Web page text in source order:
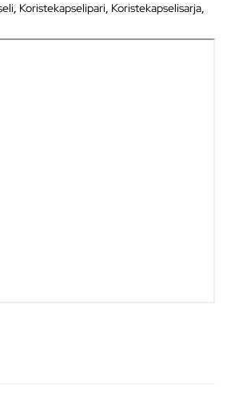
, Koristekapselipari, Koristekapselisarja,